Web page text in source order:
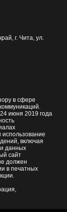
г. Чита, ул.
в сфере
июня 2019 года
включая
данных
сайт
должен
в печатных